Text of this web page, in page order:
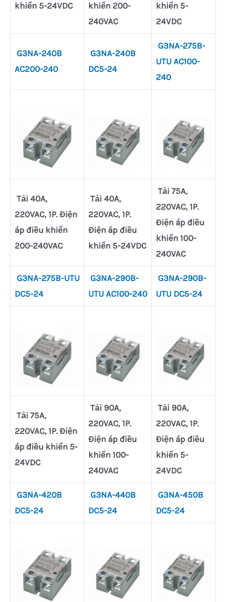
khiển 5-24VDC
khiển 200-
240VAC
khiển 5-
24VDC
G3NA-240B
AC200-240
G3NA-240B
DC5-24
G3NA-275B-
UTU AC100-
240
Tải 40A,
220VAC, 1P. Điện
áp điều khiển
200-240VAC
Tải 40A,
220VAC, 1P.
Điện áp điều
khiển 5-24VDC
Tải 75A,
220VAC, 1P.
Điện áp điều
khiển 100-
240VAC
G3NA-275B-UTU
DC5-24
G3NA-290B-
UTU AC100-240
G3NA-290B-
UTU DC5-24
Tải 75A,
220VAC, 1P. Điện
áp điều khiển 5-
24VDC
Tải 90A,
220VAC, 1P.
Điện áp điều
khiển 100-
240VAC
Tải 90A,
220VAC, 1P.
Điện áp điều
khiển 5-
24VDC
G3NA-420B
DC5-24
G3NA-440B
DC5-24
G3NA-450B
DC5-24